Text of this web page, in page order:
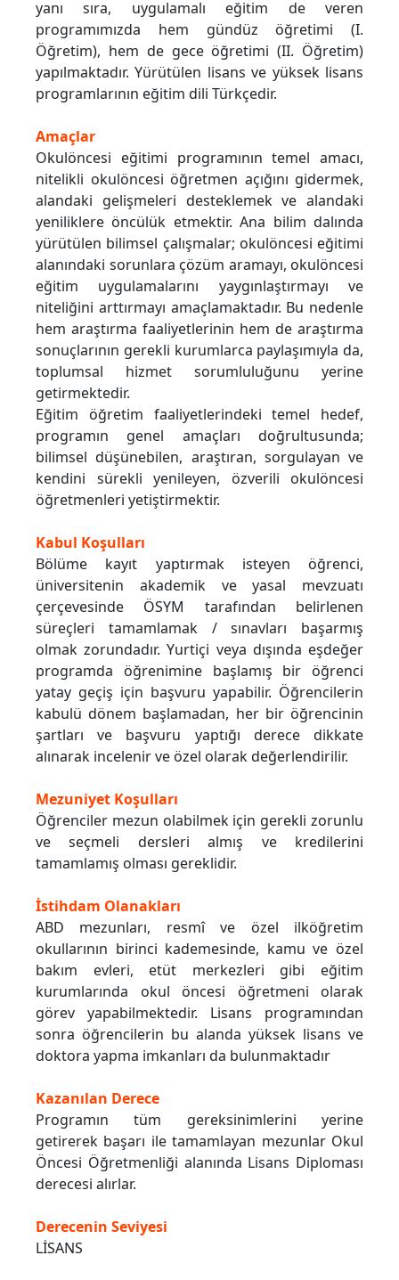
yanı sıra, uygulamalı eğitim de veren
programımızda hem gündüz öğretimi (I.
Öğretim), hem de gece öğretimi (II. Öğretim)
yapılmaktadır. Yürütülen lisans ve yüksek lisans
programlarının eğitim dili Türkçedir.
Amaçlar
Okulöncesi eğitimi programının temel amacı,
nitelikli okulöncesi öğretmen açığını gidermek,
alandaki gelişmeleri desteklemek ve alandaki
yeniliklere öncülük etmektir. Ana bilim dalında
yürütülen bilimsel çalışmalar; okulöncesi eğitimi
alanındaki sorunlara çözüm aramayı, okulöncesi
eğitim uygulamalarını yaygınlaştırmayı ve
niteliğini arttırmayı amaçlamaktadır. Bu nedenle
hem araştırma faaliyetlerinin hem de araştırma
sonuçlarının gerekli kurumlarca paylaşımıyla da,
toplumsal hizmet sorumluluğunu yerine
getirmektedir.
Eğitim öğretim faaliyetlerindeki temel hedef,
programın genel amaçları doğrultusunda;
bilimsel düşünebilen, araştıran, sorgulayan ve
kendini sürekli yenileyen, özverili okulöncesi
öğretmenleri yetiştirmektir.
Kabul Koşulları
Bölüme kayıt yaptırmak isteyen öğrenci,
üniversitenin akademik ve yasal mevzuatı
çerçevesinde ÖSYM tarafından belirlenen
süreçleri tamamlamak / sınavları başarmış
olmak zorundadır. Yurtiçi veya dışında eşdeğer
programda öğrenimine başlamış bir öğrenci
yatay geçiş için başvuru yapabilir. Öğrencilerin
kabulü dönem başlamadan, her bir öğrencinin
şartları ve başvuru yaptığı derece dikkate
alınarak incelenir ve özel olarak değerlendirilir.
Mezuniyet Koşulları
Öğrenciler mezun olabilmek için gerekli zorunlu
ve seçmeli dersleri almış ve kredilerini
tamamlamış olması gereklidir.
İstihdam Olanakları
ABD mezunları, resmî ve özel ilköğretim
okullarının birinci kademesinde, kamu ve özel
bakım evleri, etüt merkezleri gibi eğitim
kurumlarında okul öncesi öğretmeni olarak
görev yapabilmektedir. Lisans programından
sonra öğrencilerin bu alanda yüksek lisans ve
doktora yapma imkanları da bulunmaktadır
Kazanılan Derece
Programın tüm gereksinimlerini yerine
getirerek başarı ile tamamlayan mezunlar Okul
Öncesi Öğretmenliği alanında Lisans Diploması
derecesi alırlar.
Derecenin Seviyesi
LİSANS